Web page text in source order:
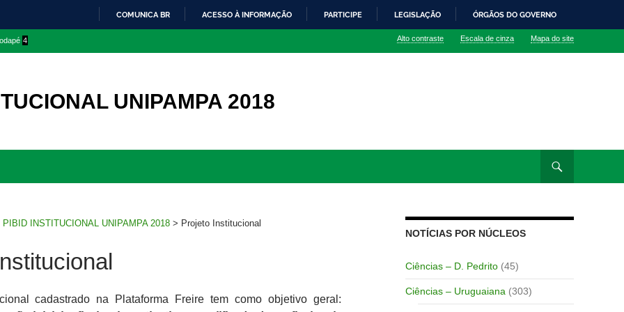
O
COMUNICA BR ACESSO À INFORMAÇÃO PARTICIPE LEGISLAÇÃO ÓRGÃOS DO GOVERNO
4 Alto contraste Escala de cinza Mapa do site
UNIPAMPA 2018
PIBID INSTITUCIONAL UNIPAMPA 2018 > Projeto Institucional
cadastrado na Plataforma Freire tem como objetivo geral:
NOTÍCIAS POR NÚCLEOS
Ciências – D. Pedrito(45)
Ciências – Uruguaiana (303)